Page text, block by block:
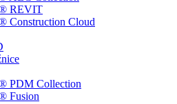
REVIT
Construction Cloud
PDM Collection
Fusion